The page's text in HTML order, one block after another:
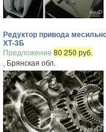
Редуктор привода
ХТ-3Б
Предложение 80 250 руб.
, Брянская обл.